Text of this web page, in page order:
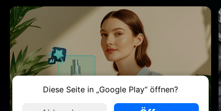
E-Commerce: Produkte ersetzen
Diese Seite in „Google Play“ öffnen?